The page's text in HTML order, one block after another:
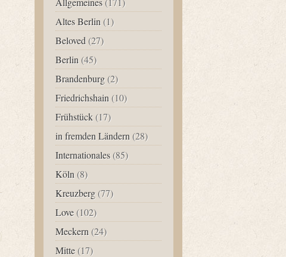
Altes Berlin (1)
Beloved (27)
Berlin (45)
Brandenburg (2)
Friedrichshain (10)
Frühstück (17)
in fremden Ländern (28)
Internationales (85)
Köln (8)
Kreuzberg (77)
Love (102)
Meckern (24)
Mitte (17)